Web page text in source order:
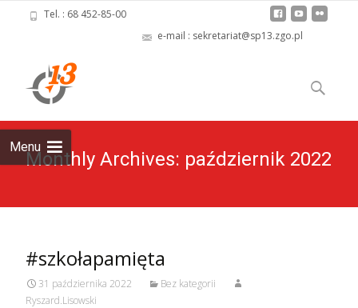
Tel. : 68 452-85-00
e-mail : sekretariat@sp13.zgo.pl
Menu
to
content
Szukaj:
Monthly Archives: październik 2022
#szkołapamięta
31 października 2022
Bez kategorii
Ryszard.Lisowski